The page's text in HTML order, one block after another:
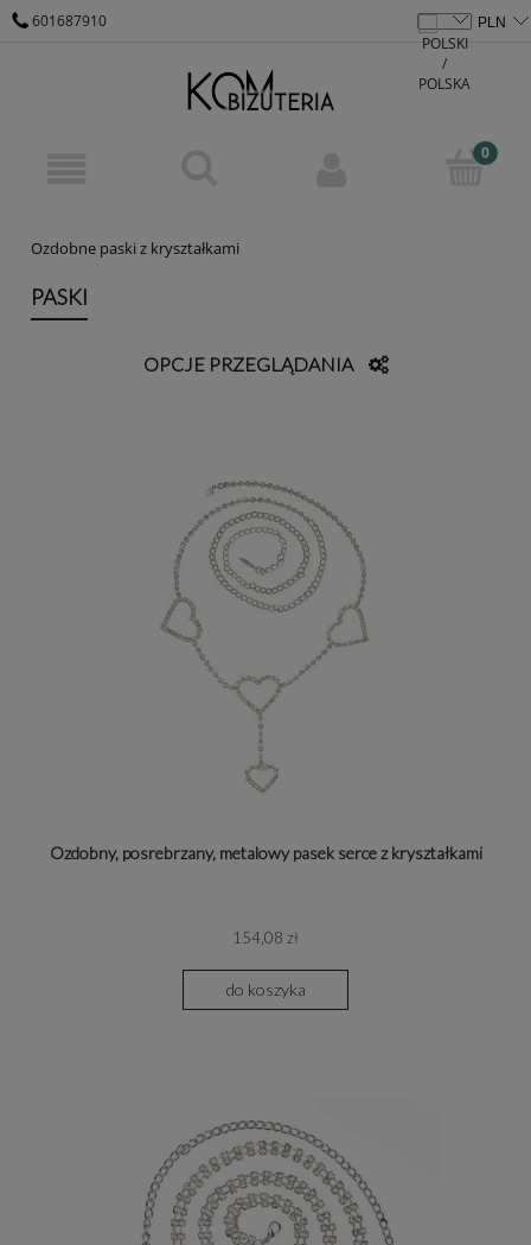
601687910
Ozdobne paski z kryształkami
PASKI
OPCJE PRZEGLĄDANIA
Ozdobny, posrebrzany, metalowy pasek serce z kryształkami
154,08 zł
do koszyka